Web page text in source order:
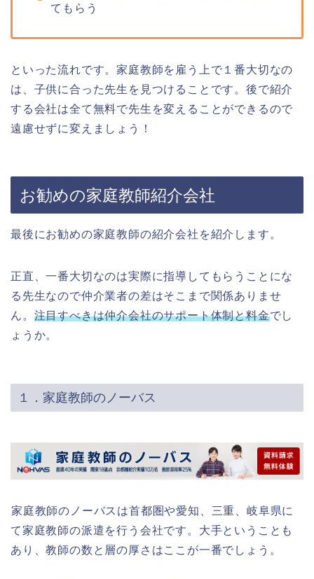
てもらう
といった流れです。家庭教師を雇う上で１番大切なの
は、子供に合った先生を見つけることです。後で紹介
する会社は全て無料で先生を変えることができるので
遠慮せずに変えましょう！
お勧めの家庭教師紹介会社
最後にお勧めの家庭教師の紹介会社を紹介します。
正直、一番大切なのは実際に指導してもらうことにな
る先生なので仲介業者の差はそこまで関係ありませ
ん。 注目すべきは仲介会社のサポート体制と料金でし
ょうか。
１．家庭教師のノーバス
家庭教師のノーバスは首都圏や愛知、三重、岐阜県に
て家庭教師の派遣を行う会社です。大手ということも
あり、教師の数と層の厚さはここが一番でしょう。